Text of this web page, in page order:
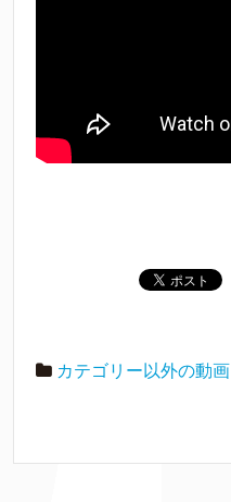
カテゴリー以外の動画